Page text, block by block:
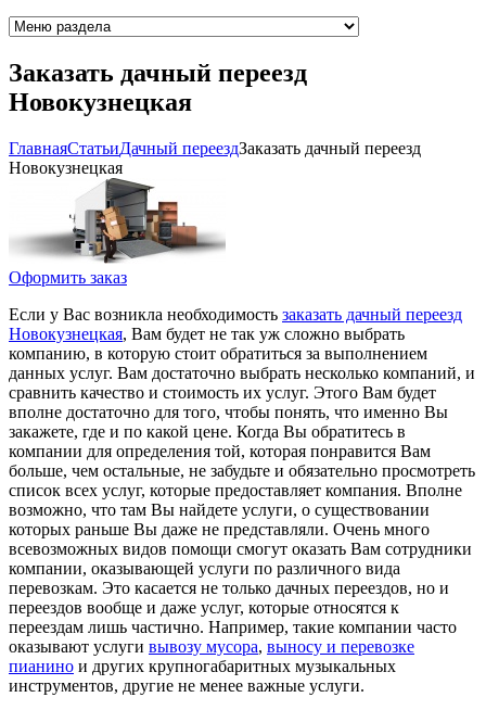
Заказать дачный переезд
Новокузнецкая
ГлавнаяCтатьиДачный переездЗаказать дачный переезд
Новокузнецкая
Оформить заказ
Если у Вас возникла необходимость заказать дачный переезд
Новокузнецкая, Вам будет не так уж сложно выбрать
компанию, в которую стоит обратиться за выполнением
данных услуг. Вам достаточно выбрать несколько компаний, и
сравнить качество и стоимость их услуг. Этого Вам будет
вполне достаточно для того, чтобы понять, что именно Вы
закажете, где и по какой цене. Когда Вы обратитесь в
компании для определения той, которая понравится Вам
больше, чем остальные, не забудьте и обязательно просмотреть
список всех услуг, которые предоставляет компания. Вполне
возможно, что там Вы найдете услуги, о существовании
которых раньше Вы даже не представляли. Очень много
всевозможных видов помощи смогут оказать Вам сотрудники
компании, оказывающей услуги по различного вида
перевозкам. Это касается не только дачных переездов, но и
переездов вообще и даже услуг, которые относятся к
переездам лишь частично. Например, такие компании часто
оказывают услуги вывозу мусора, выносу и перевозке
пианино и других крупногабаритных музыкальных
инструментов, другие не менее важные услуги.